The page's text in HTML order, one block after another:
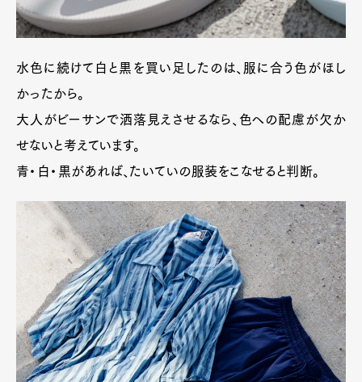
水色に続けて白と黒を買い足したのは、服に合う色がほし
かったから。
大人がビーサンで洒落見えさせるなら、色への配慮が欠か
せないと考えています。
青・白・黒があれば、たいていの服装をこなせると判断。